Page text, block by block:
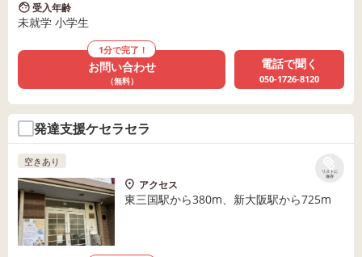
受入年齢
未就学 小学生
1分で完了！
お問い合わせ
（無料）
電話で聞く
050-1726-8120
発達支援ケセラセラ
リストに
保存
空きあり
アクセス
東三国駅から380m、新大阪駅から725m